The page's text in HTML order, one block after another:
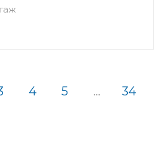
4 5 ... 34